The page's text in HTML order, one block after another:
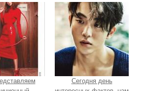
Сегодня день